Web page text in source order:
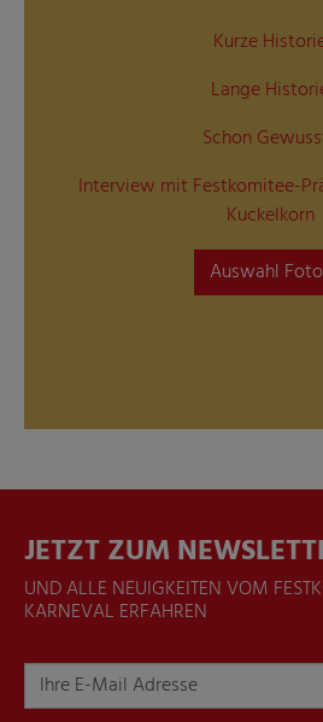
Kurze
Lange
Schon
Interview mit Festkomitee-
Kuckelkorn
Auswahl
JETZT ZUM
UND ALLE NEUIGKEITEN VOM
KARNEVAL ERFAHREN